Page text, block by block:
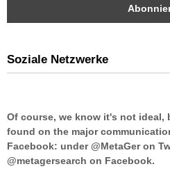
Soziale Netzwerke
Of course, we know it's not ideal,
found on the major
Facebook: under @MetaGer on
@metagersearch on Facebook.